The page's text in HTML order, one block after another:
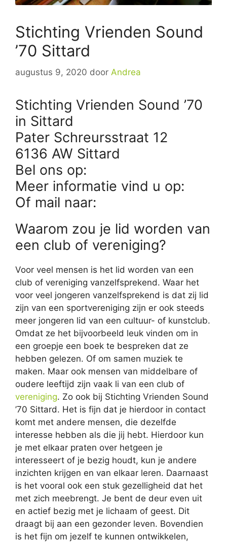
Stichting Vrienden Sound
’70 Sittard
augustus 9, 2020 door Andrea
Stichting Vrienden Sound ’70
in Sittard
Pater Schreursstraat 12
6136 AW Sittard
Bel ons op:
Meer informatie vind u op:
Of mail naar:
Waarom zou je lid worden van
een club of vereniging?
Voor veel mensen is het lid worden van een
club of vereniging vanzelfsprekend. Waar het
voor veel jongeren vanzelfsprekend is dat zij lid
zijn van een sportvereniging zijn er ook steeds
meer jongeren lid van een cultuur- of kunstclub.
Omdat ze het bijvoorbeeld leuk vinden om in
een groepje een boek te bespreken dat ze
hebben gelezen. Of om samen muziek te
maken. Maar ook mensen van middelbare of
oudere leeftijd zijn vaak li van een club of
vereniging. Zo ook bij Stichting Vrienden Sound
’70 Sittard. Het is fijn dat je hierdoor in contact
komt met andere mensen, die dezelfde
interesse hebben als die jij hebt. Hierdoor kun
je met elkaar praten over hetgeen je
interesseert of je bezig houdt, kun je andere
inzichten krijgen en van elkaar leren. Daarnaast
is het vooral ook een stuk gezelligheid dat het
met zich meebrengt. Je bent de deur even uit
en actief bezig met je lichaam of geest. Dit
draagt bij aan een gezonder leven. Bovendien
is het fijn om jezelf te kunnen ontwikkelen,